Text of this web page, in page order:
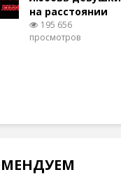
на расстоянии
195 656
просмотров